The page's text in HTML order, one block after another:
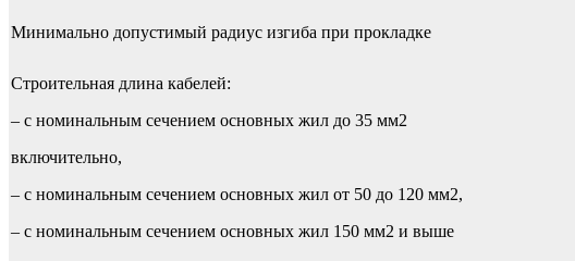
Минимально допустимый радиус изгиба при прокладке
Строительная длина кабелей:
– с номинальным сечением основных жил до 35 мм2
включительно,
– с номинальным сечением основных жил от 50 до 120 мм2,
– с номинальным сечением основных жил 150 мм2 и выше